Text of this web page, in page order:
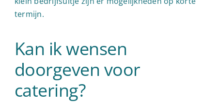
termijn.
Kan ik wensen
doorgeven voor
catering?